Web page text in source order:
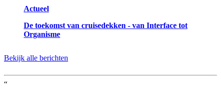
Actueel
De toekomst van cruisedekken - van Interface tot
Organisme
Bekijk alle berichten
“